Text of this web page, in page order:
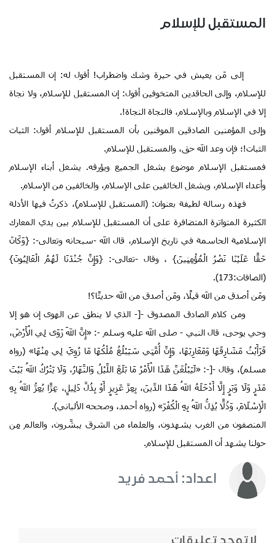
المستقبل للإسلام
إلى مَن يعيش في حيرة وشك واضطراب! أقول له: إن المستقبل
للإسلام، وإلى الحاقدين المتخوفين أقول: إن المستقبل للإسلام، ولا نجاة
إلا في الإسلام وبالإسلام، فالنجاة النجاة!.
وإلى المؤمنين الصادقين الموقنين بأن المستقبل للإسلام أقول: الثبات
الثبات!؛ فإن وعد الله حق، والمستقبل للإسلام.
فمستقبل الإسلام موضوع يشغل الجميع ويؤرقه. يشغل أبناء الإسلام
وأعداء الإسلام، ويشغل الخائفين على الإسلام، والخائفين من الإسلام.
فهذه رسالة لطيفة بعنوان: (المستقبل للإسلام)، ذكرتُ فيها الأدلة
الكثيرة المتواترة المتضافرة على أن المستقبل للإسلام بين يدي المعارك
الإسلامية الحاسمة في تاريخ الإسلام، قال الله -سبحانه وتعالى-: {وَكَانَ
حَقًّا عَلَيْنَا نَصْرُ الْمُؤْمِنِينَ} ، وقال -تعالى-: {وَإِنَّجُنْدَنَالَهُمُ الْغَالِبُونَ}
(الصافات:173).
ومَن أصدق من الله قيلًا، ومَن أصدق من الله حديثًا؟!
ومن كلام الصادق المصدوق -[- الذي لا ينطق عن الهوى إن هو إلا
وحي يوحى، قال النبي - صلى الله عليه وسلم -: «إِنَّ اللهَزَوَى لِي الْأَرْضَ،
فَرَأَيْتُ مَشَارِقَهَا وَمَغَارِبَهَا، وَإِنَّ أُمَّتِي سَيَبْلُغُ مُلْكُهَا مَا زُوِيَ لِي مِنْهَا» (رواه
مسلم)، وقال -[-: «لَيَبْلُغَنَّهَذَا الْأَمْرُ مَا بَلَغَ اللَّيْلُ وَالنَّهَارُ، وَلَا يَتْرُكُ اللهُ بَيْتَ
مَدَرٍ وَلَا وَبَرٍ إِلَّا أَدْخَلَهُ اللهُ هَذَا الدِّينَ، بِعِزِّ عَزِيزٍ أَوْ بِذُلِّ ذَلِيلٍ، عِزًّا يُعِزُّ اللهُ بِهِ
الْإِسْلَامَ، وَذُلًّا يُذِلُّ اللهُ بِهِ الْكُفْرَ» (رواه أحمد، وصححه الألباني).
المنصفون من الغرب يشهدون، والعلماء من الشرق يبشِّرون، والعالم مِن
حولنا يشهد أن المستقبل للإسلام.
اعداد: أحمد فريد